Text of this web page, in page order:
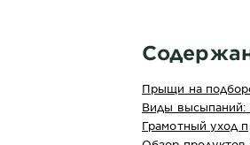
Прыщи на
Виды высыпаний:
Грамотный уход